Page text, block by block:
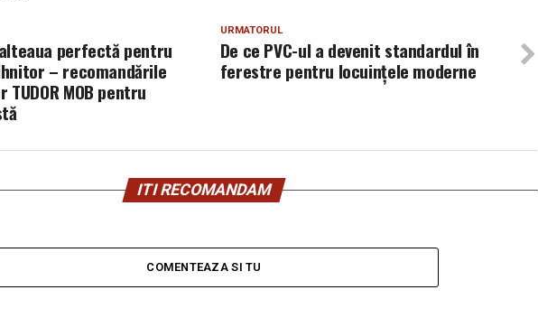
URMATORUL
De ce PVC-ul a devenit standardul în
ferestre pentru locuințele moderne
perfectă pentru
– recomandările
MOB pentru
ITI RECOMANDAM
COMENTEAZA SI TU